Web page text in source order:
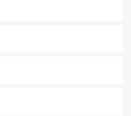
地元の風情を楽しめる外せないスポット